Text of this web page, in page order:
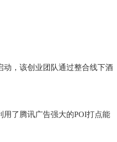
动，该创业团队通过整合线下酒
了腾讯广告强大的POI打点能